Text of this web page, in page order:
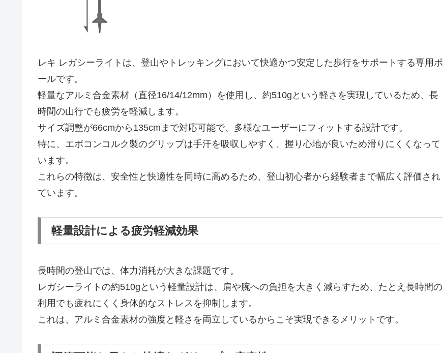
レキ レガシーライトは、登山やトレッキングにおいて快適かつ安定した歩行をサポートする専用ポ
ールです。
軽量なアルミ合金素材（直径16/14/12mm）を使用し、約510gという軽さを実現しているため、長
時間の山行でも疲労を軽減します。
サイズ調整が66cmから135cmまで対応可能で、多様なユーザーにフィットする設計です。
特に、エボコンコルク製のグリップは手汗を吸収しやすく、握り心地が良いため滑りにくくなって
います。
これらの特徴は、安全性と快適性を同時に高めるため、登山初心者から経験者まで幅広く評価され
ています。
軽量設計による疲労軽減効果
長時間の登山では、体力消耗が大きな課題です。
レガシーライトの約510gという軽量設計は、肩や腕への負担を大きく減らすため、たとえ長時間の
利用でも疲れにくく身体的なストレスを抑制します。
これは、アルミ合金素材の強度と軽さを両立しているからこそ実現できるメリットです。